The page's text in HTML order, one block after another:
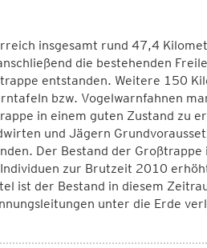
insgesamt rund 47,4
die bestehenden
entstanden. Weitere 150
bzw. Vogelwarnfahnen
in einem guten Zustand zu
und Jägern
Der Bestand der Großtrappe
zur Brutzeit 2010
ist der Bestand in diesem
unter die Erde